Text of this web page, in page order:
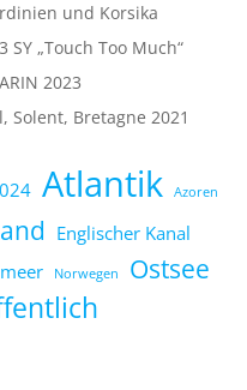
und Korsika
„Touch Too Much“
2023
Solent, Bretagne 2021
Atlantik Azoren
Englischer Kanal
Norwegen Ostsee